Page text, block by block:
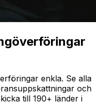
enkla. Se alla
och
till 190+ länder i